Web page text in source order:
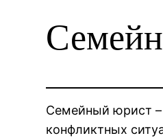
Семейный юрист –
конфликтных